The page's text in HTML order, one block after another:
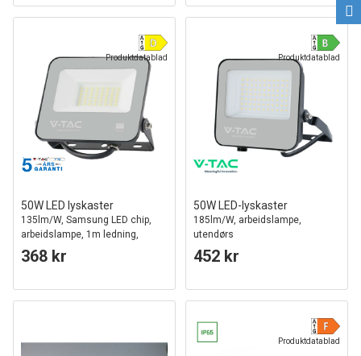
Produktdatablad
50W LED lyskaster
135lm/W, Samsung LED chip,
arbeidslampe, 1m ledning,
utendørs
368 kr
Produktdatablad
50W LED-lyskaster
185lm/W, arbeidslampe,
utendørs
452 kr
Produktdatablad